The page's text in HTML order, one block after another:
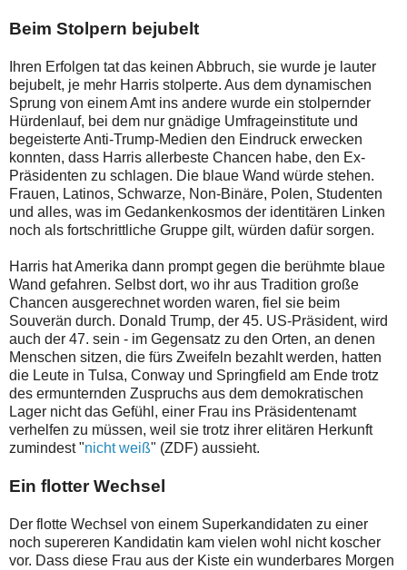
Beim Stolpern bejubelt
Ihren Erfolgen tat das keinen Abbruch, sie wurde je lauter
bejubelt, je mehr Harris stolperte. Aus dem dynamischen
Sprung von einem Amt ins andere wurde ein stolpernder
Hürdenlauf, bei dem nur gnädige Umfrageinstitute und
begeisterte Anti-Trump-Medien den Eindruck erwecken
konnten, dass Harris allerbeste Chancen habe, den Ex-
Präsidenten zu schlagen. Die blaue Wand würde stehen.
Frauen, Latinos, Schwarze, Non-Binäre, Polen, Studenten
und alles, was im Gedankenkosmos der identitären Linken
noch als fortschrittliche Gruppe gilt, würden dafür sorgen.
Harris hat Amerika dann prompt gegen die berühmte blaue
Wand gefahren. Selbst dort, wo ihr aus Tradition große
Chancen ausgerechnet worden waren, fiel sie beim
Souverän durch. Donald Trump, der 45. US-Präsident, wird
auch der 47. sein - im Gegensatz zu den Orten, an denen
Menschen sitzen, die fürs Zweifeln bezahlt werden, hatten
die Leute in Tulsa, Conway und Springfield am Ende trotz
des ermunternden Zuspruchs aus dem demokratischen
Lager nicht das Gefühl, einer Frau ins Präsidentenamt
verhelfen zu müssen, weil sie trotz ihrer elitären Herkunft
zumindest "nicht weiß" (ZDF) aussieht.
Ein flotter Wechsel
Der flotte Wechsel von einem Superkandidaten zu einer
noch supereren Kandidatin kam vielen wohl nicht koscher
vor. Dass diese Frau aus der Kiste ein wunderbares Morgen